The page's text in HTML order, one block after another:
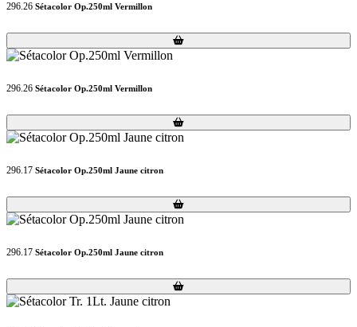
296.26 Sétacolor Op.250ml Vermillon
Loading...
Loading...
296.26 Sétacolor Op.250ml Vermillon
Loading...
Loading...
296.17 Sétacolor Op.250ml Jaune citron
Loading...
Loading...
296.17 Sétacolor Op.250ml Jaune citron
Loading...
Loading...